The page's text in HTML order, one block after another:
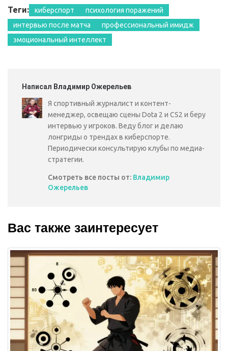
Теги: киберспорт
психология поражений
интервью после матча
профессиональный имидж
эмоциональный интеллект
Написал Владимир Ожерельев
Я спортивный журналист и контент-
менеджер, освещаю сцены Dota 2 и CS2 и беру
интервью у игроков. Веду блог и делаю
лонгриды о трендах в киберспорте.
Периодически консультирую клубы по медиа-
стратегии.
Смотреть все посты от: Владимир
Ожерельев
Вас также заинтересует